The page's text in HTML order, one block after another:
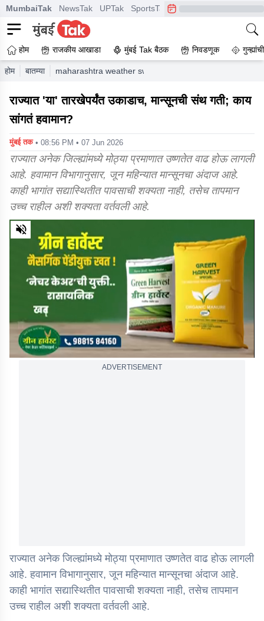
MumbaiTak NewsTak UPTak SportsTak CrimeTak
होम राजकीय आखाडा मुंबई Tak बैठक निवडणूक
होम बातम्या maharashtra weather sweltering heat to persist in the
राज्यात 'या' तारखेपर्यंत उकाडाच, मान्सूनची संथ गती; काय
सांगतं हवामान?
मुंबई तक • 08:56 PM • 07 Jun 2026
राज्यात अनेक जिल्ह्यांमध्ये मोठ्या प्रमाणात उष्णतेत वाढ होऊ लागली
आहे. हवामान विभागानुसार, जून महिन्यात मान्सूनचा अंदाज आहे.
काही भागांत सद्यास्थितीत पावसाची शक्यता नाही, तसेच तापमान
उच्च राहील अशी शक्यता वर्तवली आहे.
0
of
minutes,
ADVERTISEMENT
राज्यात अनेक जिल्ह्यांमध्ये मोठ्या प्रमाणात उष्णतेत वाढ होऊ लागली
आहे. हवामान विभागानुसार, जून महिन्यात मान्सूनचा अंदाज आहे.
काही भागांत सद्यास्थितीत पावसाची शक्यता नाही, तसेच तापमान
उच्च राहील अशी शक्यता वर्तवली आहे.